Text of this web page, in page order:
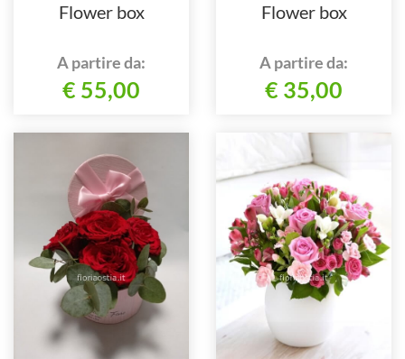
Flower box
A partire da:
€ 55,00
Flower box
A partire da:
€ 35,00